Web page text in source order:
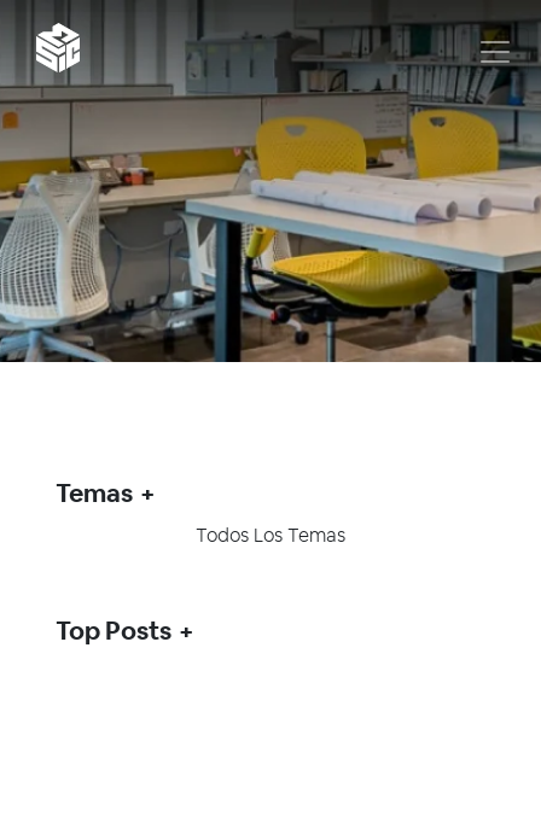
Temas
Todos Los Temas
Top Posts